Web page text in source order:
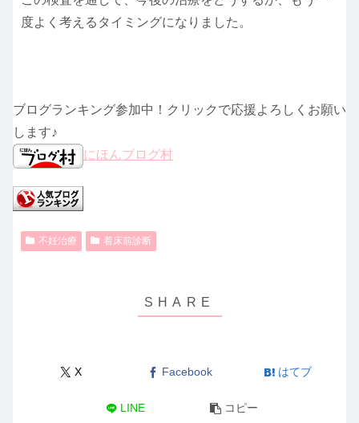
度よく考えるタイミングになりました。
ブログランキング参加中！クリックで応援よろしくお願い
します♪
にほんブログ村
不妊治療 着床前診断
X Facebook はてブ
LINE コピー